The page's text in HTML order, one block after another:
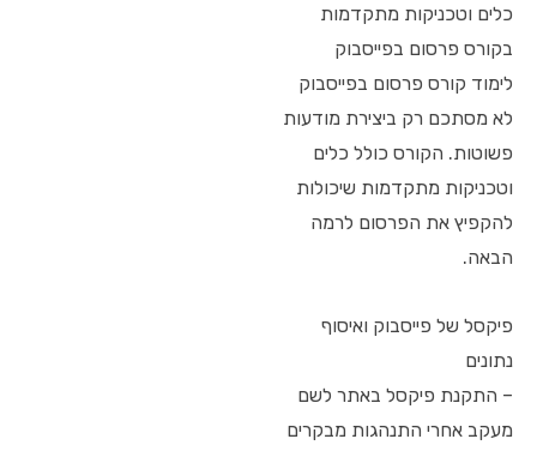
כלים וטכניקות מתקדמות
בקורס פרסום בפייסבוק
לימוד קורס פרסום בפייסבוק
לא מסתכם רק ביצירת מודעות
פשוטות. הקורס כולל כלים
וטכניקות מתקדמות שיכולות
להקפיץ את הפרסום לרמה
הבאה.
פיקסל של פייסבוק ואיסוף
נתונים
– התקנת פיקסל באתר לשם
מעקב אחרי התנהגות מבקרים